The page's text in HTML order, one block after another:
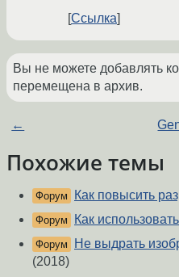
Ссылка
Вы не можете добавлять
перемещена в архив.
←
Похожие темы
Форум Как повысить
Форум Как
Форум
Не выдрать
(2018)